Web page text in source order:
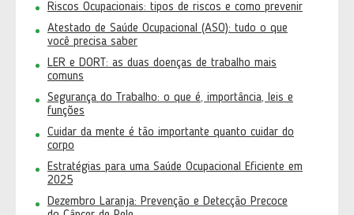
Riscos Ocupacionais: tipos de riscos e como prevenir
Atestado de Saúde Ocupacional (ASO): tudo o que
você precisa saber
LER e DORT: as duas doenças de trabalho mais
comuns
Segurança do Trabalho: o que é, importância, leis e
funções
Cuidar da mente é tão importante quanto cuidar do
corpo
Estratégias para uma Saúde Ocupacional Eficiente em
2025
Dezembro Laranja: Prevenção e Detecção Precoce